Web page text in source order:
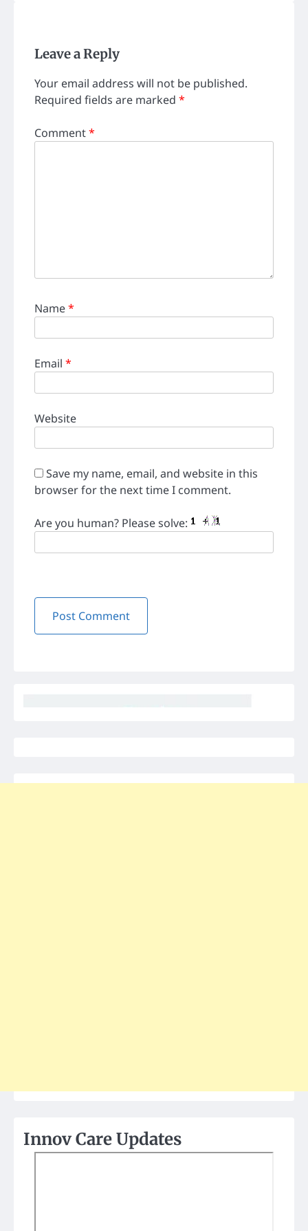
Leave a Reply
Your email address will not be published.
Required fields are marked *
Comment*
Name*
Email *
Website
Save my name, email, and website in this
browser for the next time I comment.
Are you human? Please solve:
Innov Care Updates